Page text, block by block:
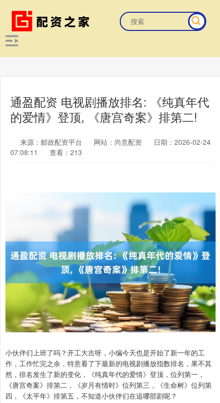
通盈配资 电视剧播放排名: 《纯真年代
的爱情》登顶, 《唐宫奇案》排第二!
来源：邮政配资平台 网站：尚竞配资
日期：2026-02-24
07:08:11
查看：213
小伙伴们上班了吗？开工大吉呀，小编今天也是开始了新一年的工
作，工作忙完之余，特意看了下最新的电视剧播放指数排名，果不其
然，排名发生了新的变化，《纯真年代的爱情》登顶，位列第一，
《唐宫奇案》排第二，《岁月有情时》位列第三，《生命树》位列第
四，《太平年》排第五，不知道小伙伴们在追哪部剧呢？